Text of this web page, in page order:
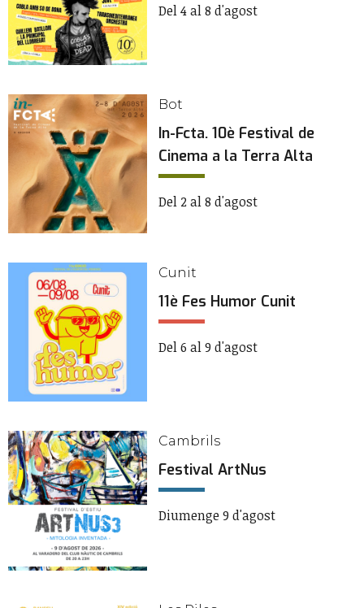
Del 4 al 8 d'agost
Bot
In-Fcta. 10è Festival de
Cinema a la Terra Alta
Del 2 al 8 d'agost
Cunit
11è Fes Humor Cunit
Del 6 al 9 d'agost
Cambrils
Festival ArtNus
Diumenge 9 d'agost